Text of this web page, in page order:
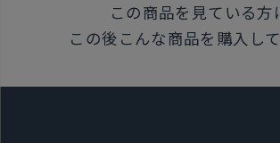
出来る兼用カフス）には カフリンクス
けますが、 一部の商品はカフリンクス
一度ご確認下さい。
この商品を見ている方
この後こんな商品を購入し